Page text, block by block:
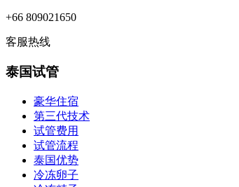
+66 809021650
客服热线
泰国试管
豪华住宿
第三代技术
试管费用
试管流程
泰国优势
冷冻卵子